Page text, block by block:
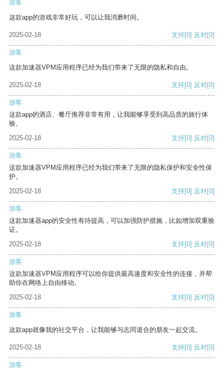
游客
这款app的游戏非常好玩，可以让我消磨时间。
2025-02-18 支持[0] 反对[0]
游客
这款加速器VPM应用程序已经为我们带来了无限的隐私和自由。
2025-02-18 支持[0] 反对[0]
游客
这款app的酒店、餐厅推荐非常有用，让我能够享受到高品质的旅行体
验。
2025-02-18
支持[0] 反对[0]
游客
这款加速器VPM应用程序已经为我们带来了无限的隐私保护和安全性保
护。
2025-02-18
支持[0] 反对[0]
游客
这款加速器app的安全性有待提高，可以加强防护措施，比如增加双重验
证。
2025-02-18
支持[0] 反对[0]
游客
这款加速器VPM应用程序可以给你提供最高速度和安全性的连接，并帮
助你在网络上自由移动。
2025-02-18
支持[0] 反对[0]
游客
这款app就像我的社交平台，让我能够与志同道合的朋友一起交流。
2025-02-18 支持[0] 反对[0]
游客